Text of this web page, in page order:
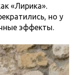
«Лирика».
но у
эффекты.